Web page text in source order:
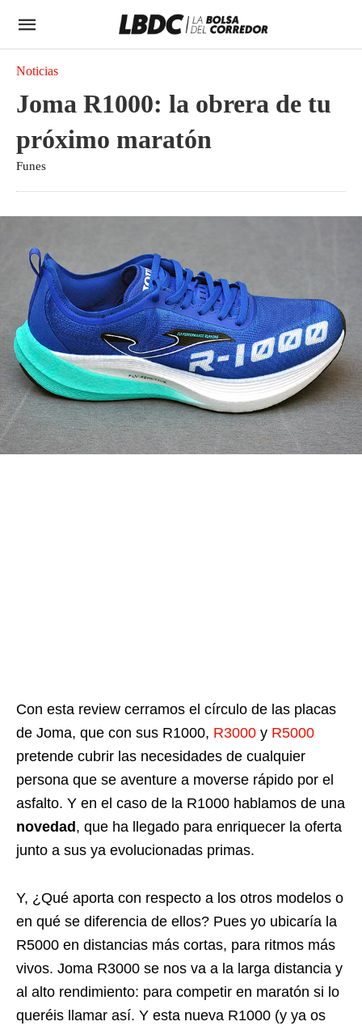
Noticias
Joma R1000: la obrera de tu
próximo maratón
Funes
Con esta review cerramos el círculo de las placas
de Joma, que con sus R1000, R3000 y R5000
pretende cubrir las necesidades de cualquier
persona que se aventure a moverse rápido por el
asfalto. Y en el caso de la R1000 hablamos de una
novedad , que ha llegado para enriquecer la oferta
junto a sus ya evolucionadas primas.
Y, ¿Qué aporta con respecto a los otros modelos o
en qué se diferencia de ellos? Pues yo ubicaría la
R5000 en distancias más cortas, para ritmos más
vivos. Joma R3000 se nos va a la larga distancia y
al alto rendimiento: para competir en maratón si lo
queréis llamar así. Y esta nueva R1000 (y ya os